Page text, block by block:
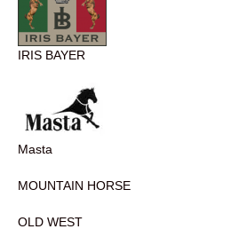
IRIS BAYER
Masta
MOUNTAIN HORSE
OLD WEST